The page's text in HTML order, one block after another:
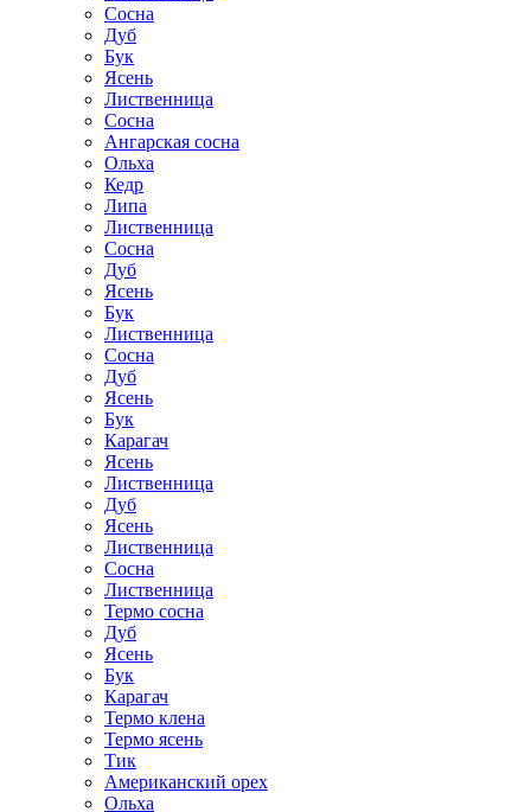
Сосна
Дуб
Бук
Ясень
Лиственница
Сосна
Ангарская сосна
Ольха
Кедр
Липа
Лиственница
Сосна
Дуб
Ясень
Бук
Лиственница
Сосна
Дуб
Ясень
Бук
Карагач
Ясень
Лиственница
Дуб
Ясень
Лиственница
Сосна
Лиственница
Термо сосна
Дуб
Ясень
Бук
Карагач
Термо клена
Термо ясень
Тик
Американский орех
Ольха